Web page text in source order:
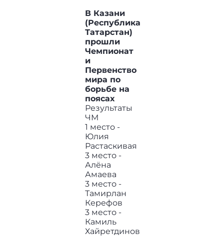
В Казани
(Республика
Татарстан)
прошли
Чемпионат
и
Первенство
мира по
борьбе на
поясах
Результаты
ЧМ
1 место -
Юлия
Растаскивая
3 место -
Алёна
Амаева
3 место -
Тамирлан
Керефов
3 место -
Камиль
Хайретдинов